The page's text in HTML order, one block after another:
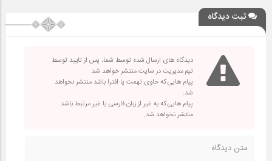
ثبت دیدگاه
دیدگاه های ارسال شده توسط شما، پس از تایید توسط
تیم مدیریت در سایت منتشر خواهد شد.
پیام هایی که حاوی تهمت یا افترا باشد منتشر نخواهد
شد.
پیام هایی که به غیر از زبان فارسی یا غیر مرتبط باشد
منتشر نخواهد شد.